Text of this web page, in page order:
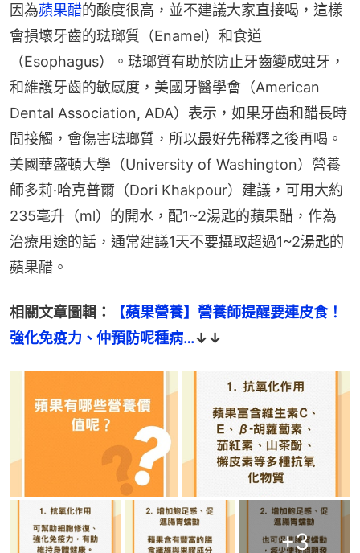
因為蘋果醋的酸度很高，並不建議大家直接喝，這樣
會損壞牙齒的琺瑯質（Enamel）和食道
（Esophagus）。琺瑯質有助於防止牙齒變成蛀牙，
和維護牙齒的敏感度，美國牙醫學會（American
Dental Association, ADA）表示，如果牙齒和醋長時
間接觸，會傷害琺瑯質，所以最好先稀釋之後再喝。
美國華盛頓大學（University of Washington）營養
師多莉·哈克普爾（Dori Khakpour）建議，可用大約
235毫升（ml）的開水，配1~2湯匙的蘋果醋，作為
治療用途的話，通常建議1天不要攝取超過1~2湯匙的
蘋果醋。
相關文章圖輯：
【蘋果營養】營養師提醒要連皮食！
強化免疫力、仲預防呢種病…↓↓
+3